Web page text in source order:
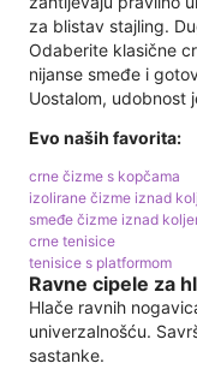
za blistav stajling.
Odaberite klasične
nijanse smeđe i
Uostalom, udobnost
Evo naših favorita:
crne čizme s kopčama
izolirane čizme iznad
smeđe čizme iznad
crne tenisice
tenisice s platformom
Ravne cipele za
Hlače ravnih
univerzalnošću.
sastanke.